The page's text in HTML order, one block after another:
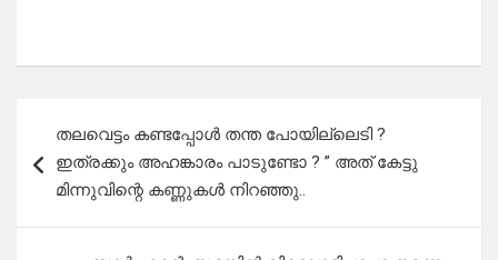
navigation
തലവെട്ടം കണ്ടപ്പോൾ തന്ത പോയില്ലെടി ?
ഇത്രക്കും അഹങ്കാരം പാടുണ്ടോ ? ” അത് കേട്ടു
മിന്നുവിന്റെ കണ്ണുകൾ നിറഞ്ഞു..